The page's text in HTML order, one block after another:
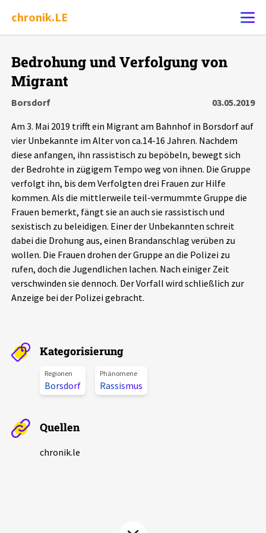
chronik.LE
Ereignis melden
Chronik
Dossiers
Leipziger Zustände
Schlaglichter
Phänomene
Aktuelles
Pressemitteilungen
Podcasts
Projektbeschreibung
Kontakt
Unterstützer_innen
Spenden
Bedrohung und Verfolgung von
Migrant
Borsdorf
03.05.2019
Am 3. Mai 2019 trifft ein Migrant am Bahnhof in Borsdorf auf
vier Unbekannte im Alter von ca.14-16 Jahren. Nachdem
diese anfangen, ihn rassistisch zu bepöbeln, bewegt sich
der Bedrohte in zügigem Tempo weg von ihnen. Die Gruppe
verfolgt ihn, bis dem Verfolgten drei Frauen zur Hilfe
kommen. Als die mittlerweile teil-vermummte Gruppe die
Frauen bemerkt, fängt sie an auch sie rassistisch und
sexistisch zu beleidigen. Einer der Unbekannten schreit
dabei die Drohung aus, einen Brandanschlag verüben zu
wollen. Die Frauen drohen der Gruppe an die Polizei zu
rufen, doch die Jugendlichen lachen. Nach einiger Zeit
verschwinden sie dennoch. Der Vorfall wird schließlich zur
Anzeige bei der Polizei gebracht.
Kategorisierung
Regionen
Borsdorf
Phänomene
Rassismus
Quellen
chronik.le
Alle Ereignisse
7502 Ereignisse
Ereignisse
Exportieren ? Filter Erklärungen